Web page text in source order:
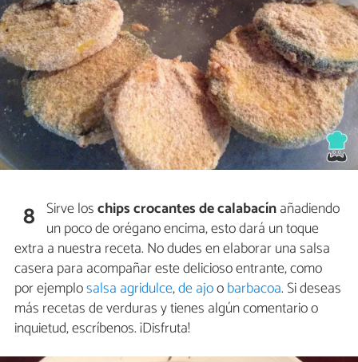
8 Sirve loschips crocantes de calabacínañadiendo
un poco de orégano encima, esto dará un toque
extra a nuestra receta. No dudes en elaborar una salsa
casera para acompañar este delicioso entrante, como
por ejemplosalsa agridulce,de ajoobarbacoa. Si deseas
más recetas de verduras y tienes algún comentario o
inquietud, escríbenos. ¡Disfruta!